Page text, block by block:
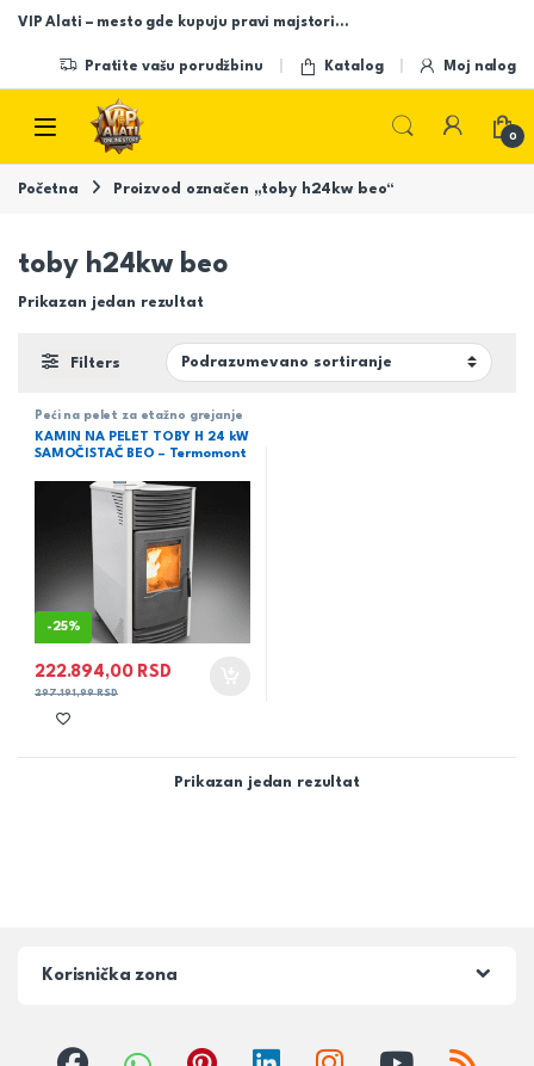
Skip to navigation
Skip to content
VIP Alati – mesto gde kupuju pravi majstori…
Pratite vašu porudžbinu Katalog Moj nalog
Open
0
Početna Proizvod označen „toby h24kw beo“
toby h24kw beo
Prikazan jedan rezultat
Filters
Peći na pelet za etažno grejanje
KAMIN NA PELET TOBY H 24 kW
SAMOČISTAČ BEO – Termomont
-25%
222.894,00 RSD
297.191,99RSD
Prikazan jedan rezultat
Korisnička zona